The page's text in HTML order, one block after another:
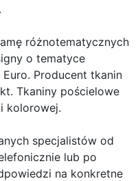
różnotematycznych
o tematyce
Producent tkanin
Tkaniny pościelowe
kolorowej.
specjalistów od
lub po
na konkretne